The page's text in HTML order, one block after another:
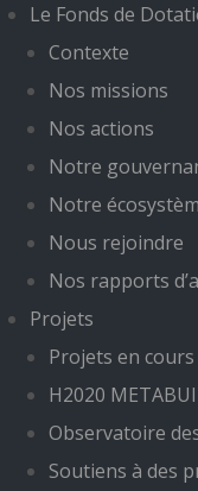
Le Fonds de
Contexte
Nos missions
Nos actions
Notre
Notre
Nous rejoindre
Nos rapports
Projets
Projets en cours
H2020
Observatoire
Soutiens à des